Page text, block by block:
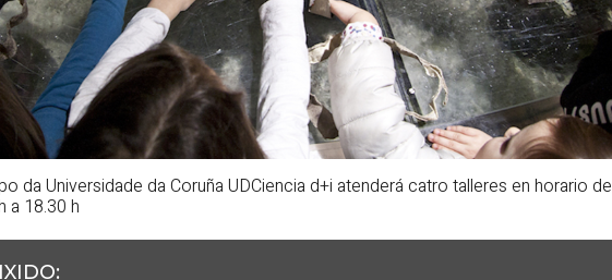
da Universidade da Coruña UDCiencia d+i atenderá catro talleres en horario de
a 18.30 h
: